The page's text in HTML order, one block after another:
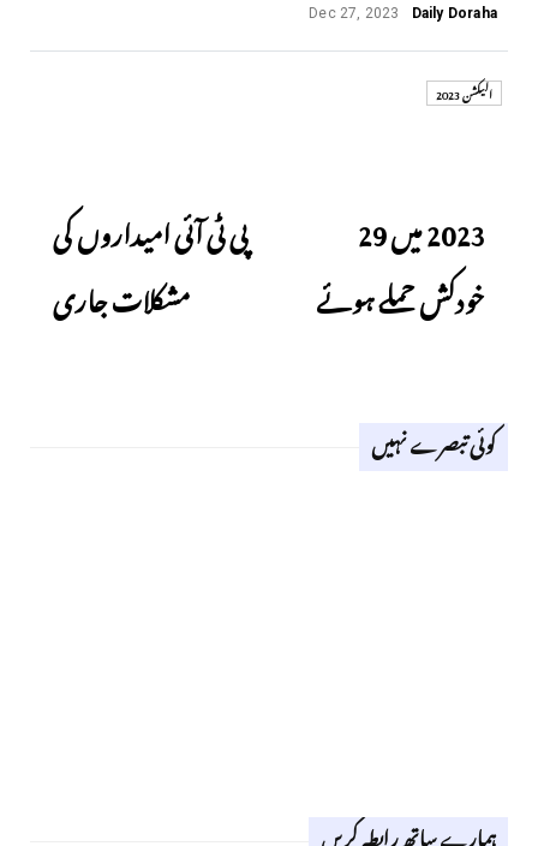
Daily Doraha
Dec 27, 2023
الیکشن 2023
2023 میں 29
خودکش حملے ہوئے
پی ٹی آئی امیداروں کی
مشکلات جاری
کوئی تبصرے نہیں
ہمارے ساتھ رابطہ کریں